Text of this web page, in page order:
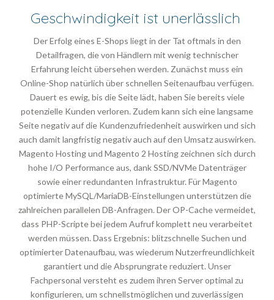
Geschwindigkeit ist unerlässlich
Der Erfolg eines E-Shops liegt in der Tat oftmals in den
Detailfragen, die von Händlern mit wenig technischer
Erfahrung leicht übersehen werden. Zunächst muss ein
Online-Shop natürlich über schnellen Seitenaufbau verfügen.
Dauert es ewig, bis die Seite lädt, haben Sie bereits viele
potenzielle Kunden verloren. Zudem kann sich eine langsame
Seite negativ auf die Kundenzufriedenheit auswirken und sich
auch damit langfristig negativ auch auf den Umsatz auswirken.
Magento Hosting und Magento 2 Hosting zeichnen sich durch
hohe I/O Performance aus, dank SSD/NVMe Datenträger
sowie einer redundanten Infrastruktur. Für Magento
optimierte MySQL/MariaDB-Einstellungen unterstützen die
zahlreichen parallelen DB-Anfragen. Der OP-Cache vermeidet,
dass PHP-Scripte bei jedem Aufruf komplett neu verarbeitet
werden müssen. Dass Ergebnis: blitzschnelle Suchen und
optimierter Datenaufbau, was wiederum Nutzerfreundlichkeit
garantiert und die Absprungrate reduziert. Unser
Fachpersonal versteht es zudem ihren Server optimal zu
konfigurieren, um schnellstmöglichen und zuverlässigen